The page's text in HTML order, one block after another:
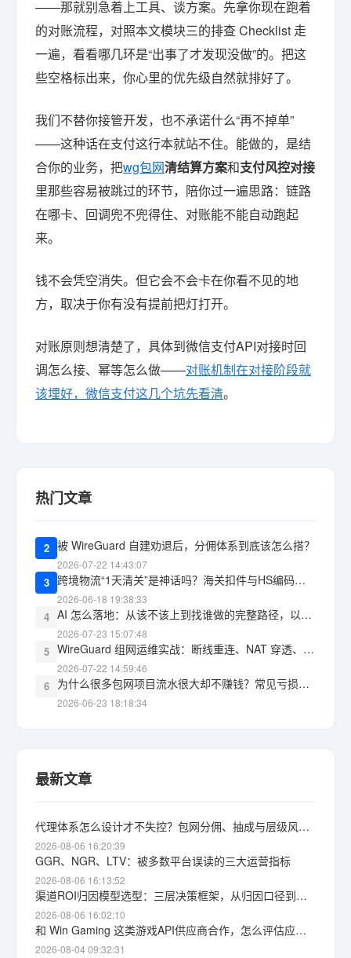
——那就别急着上工具、谈方案。先拿你现在跑着
的对账流程，对照本文模块三的排查 Checklist 走
一遍，看看哪几环是“出事了才发现没做”的。把这
些空格标出来，你心里的优先级自然就排好了。
我们不替你接管开发，也不承诺什么“再不掉单”
——这种话在支付这行本就站不住。能做的，是结
合你的业务，把wg包网清结算方案和支付风控对接
里那些容易被跳过的环节，陪你过一遍思路：链路
在哪卡、回调兜不兜得住、对账能不能自动跑起
来。
钱不会凭空消失。但它会不会卡在你看不见的地
方，取决于你有没有提前把灯打开。
对账原则想清楚了，具体到微信支付API对接时回
调怎么接、幂等怎么做——对账机制在对接阶段就
该埋好，微信支付这几个坑先看清。
热门文章
2 被 WireGuard 自建劝退后，分佣体系到底该怎么搭？
2026-07-22 14:43:07
3 跨境物流“1天清关”是神话吗？海关扣件与HS编码报错的教训
2026-06-18 19:38:33
4 AI 怎么落地：从该不该上到找谁做的完整路径，以及 WG包网 能承接什么
2026-07-23 15:07:48
5 WireGuard 组网运维实战：断线重连、NAT 穿透、监控告警，三道坎怎么过
2026-07-22 14:59:46
6 为什么很多包网项目流水很大却不赚钱？常见亏损黑洞盘点
2026-06-23 18:18:34
最新文章
代理体系怎么设计才不失控？包网分佣、抽成与层级风险详解
2026-08-06 16:20:39
GGR、NGR、LTV：被多数平台误读的三大运营指标
2026-08-06 16:13:52
渠道ROI归因模型选型：三层决策框架，从归因口径到获客成本上限
2026-08-06 16:02:10
和 Win Gaming 这类游戏API供应商合作，怎么评估应急响应能力？根因定位与自保思路
2026-08-04 09:32:31